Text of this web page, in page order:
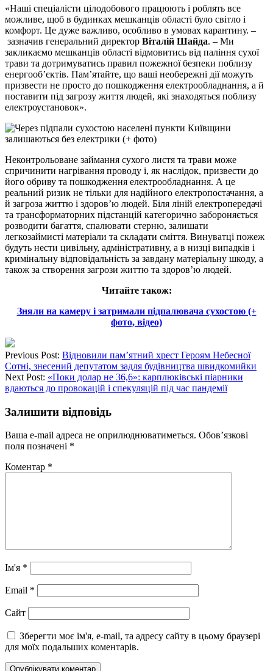
«Наші спеціалісти цілодобового працюють і роблять все
можливе, щоб в будинках мешканців області було світло і
комфорт. Це дуже важливо, особливо в умовах карантину. –
зазначив генеральний директор Віталій Шайда. – Ми
закликаємо мешканців області відмовитись від паління сухої
трави та дотримуватись правил пожежної безпеки поблизу
енергооб’єктів. Пам’ятайте, що ваші необережні дії можуть
призвести не просто до пошкодження електрообладнання, а й
поставити під загрозу життя людей, які знаходяться поблизу
електроустановок».
Неконтрольоване займання сухого листя та трави може
спричинити нагрівання проводу і, як наслідок, призвести до
його обриву та пошкодження електрообладнання. А це
реальний ризик не тільки для надійного електропостачання, а
й загроза життю і здоров’ю людей. Біля ліній електропередачі
та трансформаторних підстанцій категорично забороняється
розводити багаття, спалювати стерню, залишати
легкозаймисті матеріали та складати сміття. Винуватці пожеж
будуть нести цивільну, адміністративну, а в низці випадків і
кримінальну відповідальність за завдану матеріальну шкоду, а
також за створення загрози життю та здоров’ю людей.
Читайте також:
Зняли на камеру і затримали підпалювача сухостою (+
фото, відео)
Previous Post: Відновили пам’ятний хрест Героям Небесної
Сотні, знесений депутатом задля будівництва швидкомийки
Next Post: «Поки долар не 36,6»: карплюківські піарники
вдаються до провокацій і спекуляцій під час пандемії
Залишити відповідь
Ваша e-mail адреса не оприлюднюватиметься. Обов’язкові
поля позначені *
Коментар *
Ім'я *
Email *
Сайт
Зберегти моє ім'я, e-mail, та адресу сайту в цьому браузері
для моїх подальших коментарів.